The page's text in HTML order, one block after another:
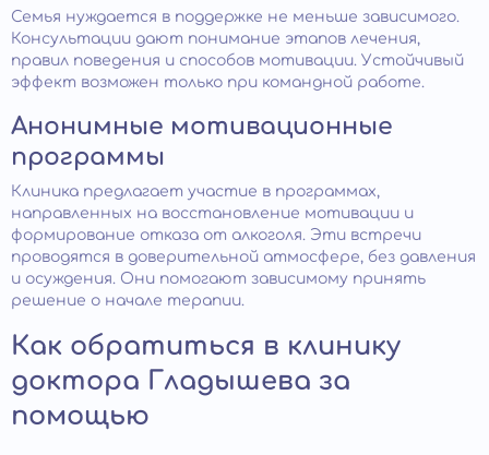
Семья нуждается в поддержке не меньше зависимого.
Консультации дают понимание этапов лечения,
правил поведения и способов мотивации. Устойчивый
эффект возможен только при командной работе.
Анонимные мотивационные
программы
Клиника предлагает участие в программах,
направленных на восстановление мотивации и
формирование отказа от алкоголя. Эти встречи
проводятся в доверительной атмосфере, без давления
и осуждения. Они помогают зависимому принять
решение о начале терапии.
Как обратиться в клинику
доктора Гладышева за
помощью